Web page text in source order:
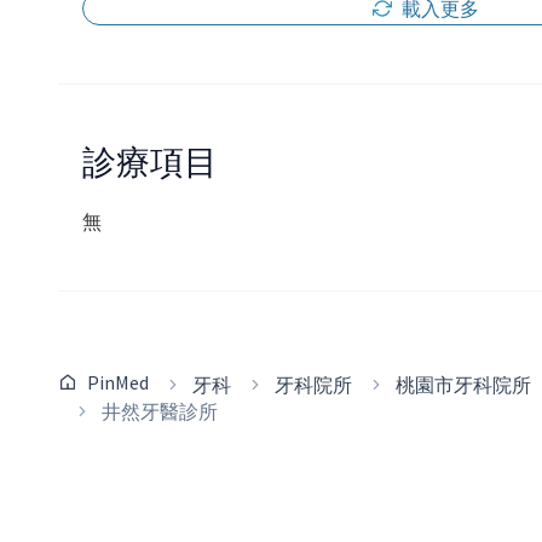
載入更多
診療項目
無
PinMed 牙科 牙科院所 桃園市牙科院所
井然牙醫診所